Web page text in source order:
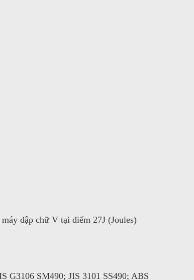
dập chữ V tại điểm 27J (Joules)
G3106 SM490; JIS 3101 SS490; ABS